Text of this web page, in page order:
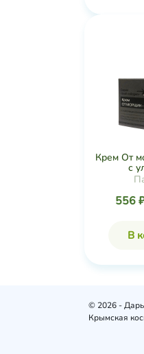
Крем От
с
556
В
© 2026 -
Крымская